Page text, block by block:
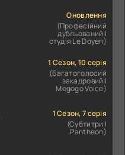
Оновлення
(Професійний
дубльований |
студія Le Doyen)
1 Сезон, 10 серія
(Багатоголосий
закадровий |
Megogo Voice)
1 Сезон, 7 серія
(Субтитри |
Pantheon)